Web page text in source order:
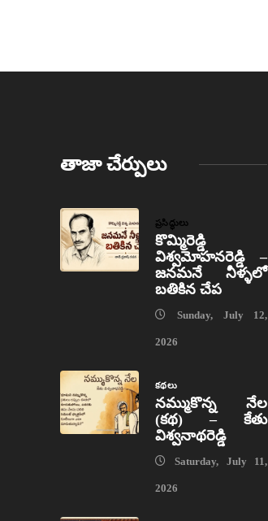
తాజా చేర్పులు
ప్రసిద్ధులు
కొమ్మిరెడ్డి
విశ్వమోహనరెడ్డి –
జనమనే నీళ్ళలో
బతికిన చేప
Sunday, July 12,
2026
కథలు
నమ్ముకొన్న నేల
(కథ) – కేతు
విశ్వనాథరెడ్డి
Saturday, July 11,
2026